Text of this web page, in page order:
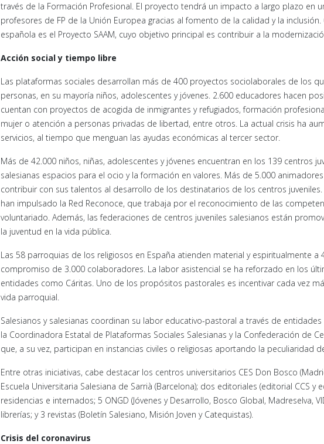
través de la Formación Profesional. El proyecto tendrá un impacto a largo plazo en
profesores de FP de la Unión Europea gracias al fomento de la calidad y la
española es el Proyecto SAAM, cuyo objetivo principal es contribuir a la
Acción social y tiempo libre
Las plataformas sociales desarrollan más de 400 proyectos sociolaborales de los
personas, en su mayoría niños, adolescentes y jóvenes. 2.600 educadores hacen
cuentan con proyectos de acogida de inmigrantes y refugiados, formación
mujer o atención a personas privadas de libertad, entre otros. La actual crisis ha
servicios, al tiempo que menguan las ayudas económicas al tercer sector.
Más de 42.000 niños, niñas, adolescentes y jóvenes encuentran en los 139 centros
salesianas espacios para el ocio y la formación en valores. Más de 5.000
contribuir con sus talentos al desarrollo de los destinatarios de los centros
han impulsado la Red Reconoce, que trabaja por el reconocimiento de las
voluntariado. Además, las federaciones de centros juveniles salesianos están
la juventud en la vida pública.
Las 58 parroquias de los religiosos en España atienden material y espiritualmente a
compromiso de 3.000 colaboradores. La labor asistencial se ha reforzado en los
entidades como Cáritas. Uno de los propósitos pastorales es incentivar cada vez
vida parroquial.
Salesianos y salesianas coordinan su labor educativo-pastoral a través de entidades
la Coordinadora Estatal de Plataformas Sociales Salesianas y la Confederación de
que, a su vez, participan en instancias civiles o religiosas aportando la peculiaridad
Entre otras iniciativas, cabe destacar los centros universitarios CES Don Bosco
Escuela Universitaria Salesiana de Sarrià (Barcelona); dos editoriales (editorial CCS
residencias e internados; 5 ONGD (Jóvenes y Desarrollo, Bosco Global, Madreselva,
librerías; y 3 revistas (Boletín Salesiano, Misión Joven y Catequistas).
Crisis del coronavirus